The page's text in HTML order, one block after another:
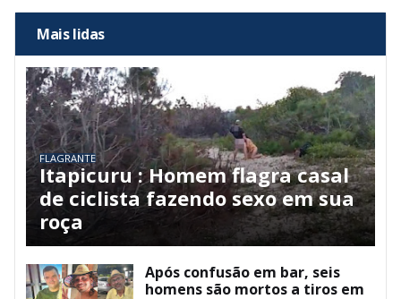
Mais lidas
FLAGRANTE
Itapicuru : Homem flagra casal
de ciclista fazendo sexo em sua
roça
Após confusão em bar, seis
homens são mortos a tiros em